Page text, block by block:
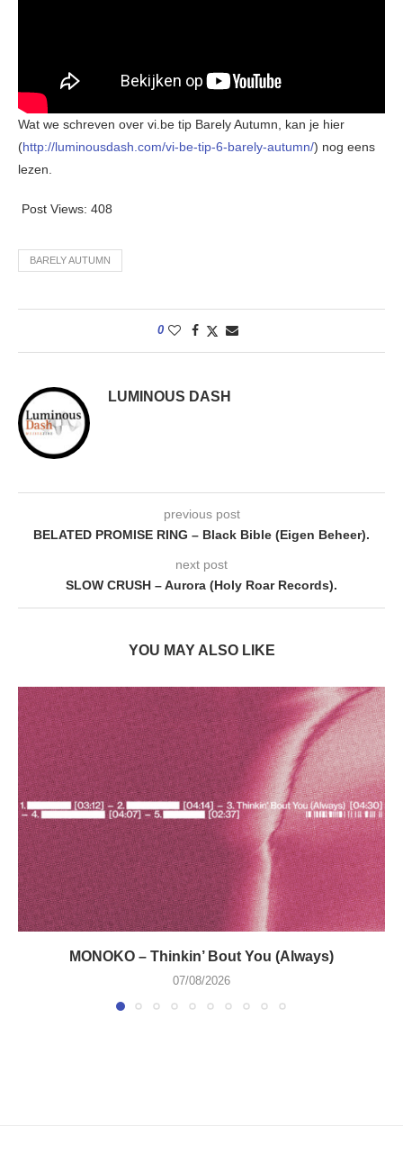
Wat we schreven over vi.be tip Barely Autumn, kan je hier
(http://luminousdash.com/vi-be-tip-6-barely-autumn/) nog eens
lezen.
Post Views: 408
BARELY AUTUMN
0
LUMINOUS DASH
previous post
BELATED PROMISE RING – Black Bible (Eigen Beheer).
next post
SLOW CRUSH – Aurora (Holy Roar Records).
YOU MAY ALSO LIKE
MONOKO – Thinkin’ Bout You (Always)
07/08/2026